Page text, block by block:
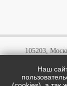
105203,
Наш